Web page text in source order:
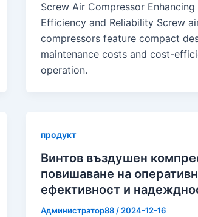
Screw Air Compressor Enhancing
Efficiency and Reliability Screw
compressors feature compact
maintenance costs and cost-
operation.
продукт
Винтов въздушен
повишаване на
ефективност и
Администратор88 / 2024-12-16